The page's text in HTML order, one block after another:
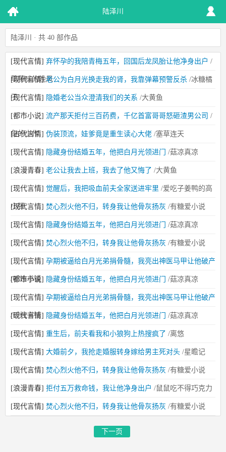
陆泽川
陆泽川 · 共 40 部作品
[现代言情] 弃怀孕的我陪青梅五年，回国后龙凤胎让他净身出户 /
草莓味的晚风
[现代言情] 老公为白月光换走我的肾，我靠弹幕预警反杀 /冰糖橘
子
[现代言情] 隐婚老公当众澄清我们的关系 /大黄鱼
[都市小说] 流产那天拒付三百药费，千亿首富哥哥怒砸渣男公司 /
鱼的小作
[古代言情] 伪装顶流，娃爹竟是重生读心大佬 /塞草连天
[现代言情] 隐藏身份结婚五年，他把白月光领进门 /菇凉真凉
[浪漫青春] 老公让我去上班，我去了他又悔了 /大黄鱼
[现代言情] 觉醒后，我把吸血前夫全家送进牢里 /爱吃子姜鸭的高
小强
[现代言情] 焚心烈火他不归，转身我让他骨灰扬灰 /有糖爱小说
[现代言情] 隐藏身份结婚五年，他把白月光领进门 /菇凉真凉
[现代言情] 焚心烈火他不归，转身我让他骨灰扬灰 /有糖爱小说
[现代言情] 孕期被逼给白月光弟捐骨髓，我亮出神医马甲让他破产
/听烛书铺
[都市小说] 隐藏身份结婚五年，他把白月光领进门 /菇凉真凉
[现代言情] 孕期被逼给白月光弟捐骨髓，我亮出神医马甲让他破产
/听烛书铺
[现代言情] 隐藏身份结婚五年，他把白月光领进门 /菇凉真凉
[现代言情] 重生后，前夫看我和小狼狗上热搜疯了 /离悠
[现代言情] 大婚前夕，我抢走婚服转身嫁给男主死对头 /星瞻记
[现代言情] 焚心烈火他不归，转身我让他骨灰扬灰 /有糖爱小说
[浪漫青春] 拒付五万救命钱，我让他净身出户 /鼠鼠吃不得巧克力
[现代言情] 焚心烈火他不归，转身我让他骨灰扬灰 /有糖爱小说
下一页